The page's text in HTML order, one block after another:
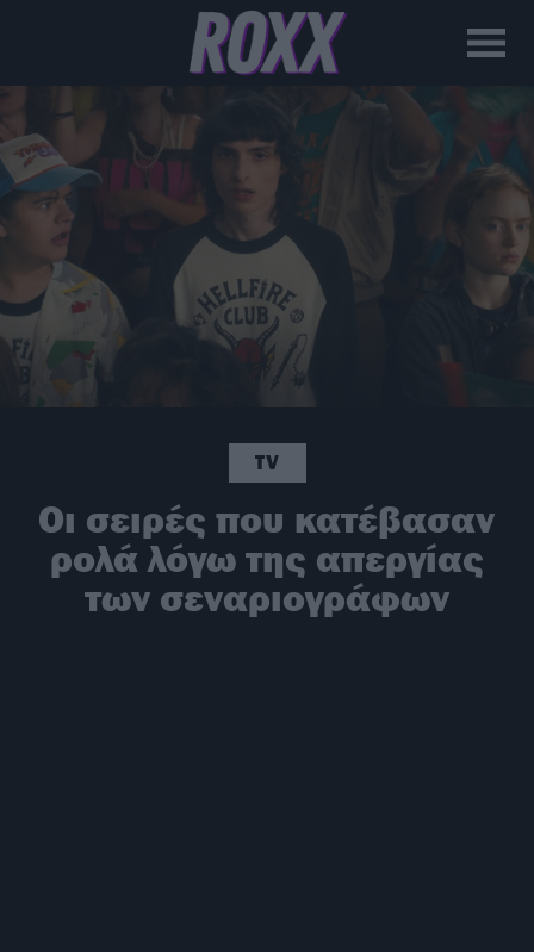
TV
Oι σειρές που κατέβασαν
ρολά λόγω της απεργίας
των σεναριογράφων